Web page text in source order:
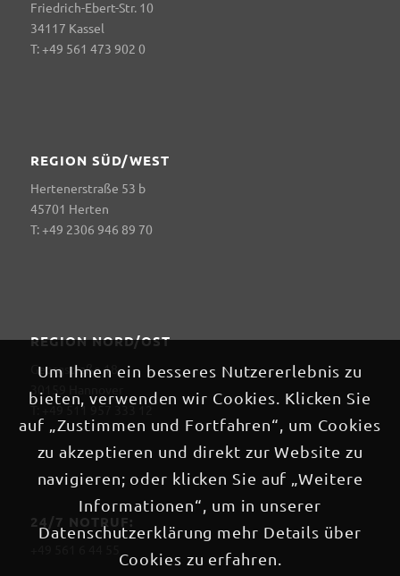
Friedrich-Ebert-Str. 10
34117 Kassel
T: +49 561 473 902 0
REGION SÜD/WEST
Hertenerstraße 53 b
45701 Herten
T: +49 2306 946 89 70
REGION NORD/OST
Georgstraße 18
30159 Hannover
T: +49 511 957 333 12
24/7 NOTRUF:
Um Ihnen ein besseres Nutzererlebnis zu
bieten, verwenden wir Cookies. Klicken Sie
auf „Zustimmen und Fortfahren“, um Cookies
zu akzeptieren und direkt zur Website zu
navigieren; oder klicken Sie auf „Weitere
Informationen“, um in unserer
Datenschutzerklärung mehr Details über
Cookies zu erfahren.